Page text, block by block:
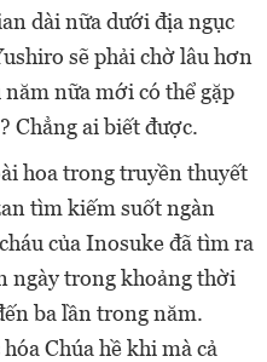
dài nữa dưới địa ngục
sẽ phải chờ lâu hơn
nữa mới có thể gặp
Chẳng ai biết được.
hoa trong truyền thuyết
tìm kiếm suốt ngàn
của Inosuke đã tìm ra
ngày trong khoảng thời
ba lần trong năm.
Chúa hề khi mà cả